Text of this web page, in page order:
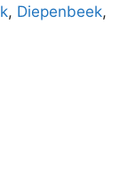
, Diepenbeek,